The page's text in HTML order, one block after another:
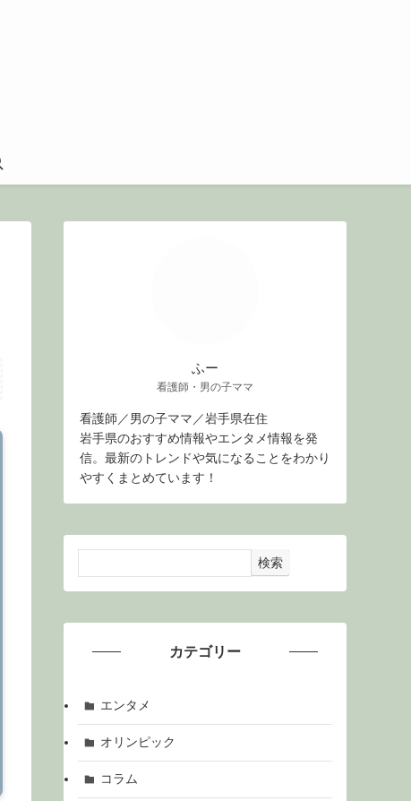
ふー
看護師・男の子ママ
看護師／男の子ママ／岩手県在住
岩手県のおすすめ情報やエンタメ情報を発
信。最新のトレンドや気になることをわかり
やすくまとめています！
検索
カテゴリー
エンタメ
オリンピック
コラム